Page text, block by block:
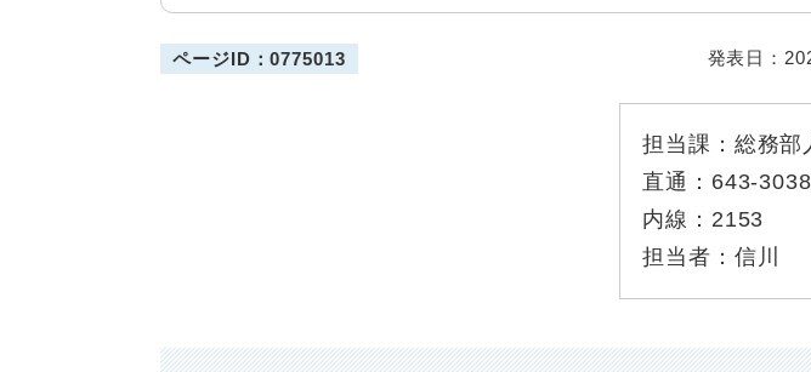
ページID：0775013 発表日：
担当課： 総務部
直通： 643-3038
内線： 2153
担当者： 信川